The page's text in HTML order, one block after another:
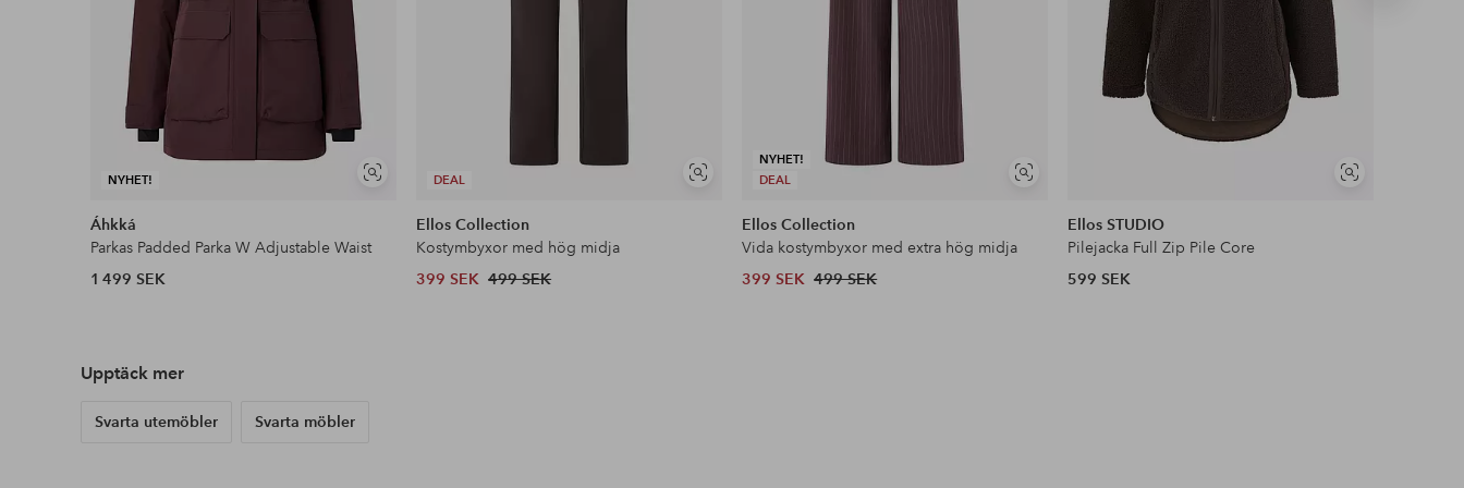
NYHET!
Visa
Áhkká
Parkas Padded Parka W Adjustable Waist
1 499 SEK
DEAL
Visa
Ellos Collection
Kostymbyxor med hög midja
399 SEK 499 SEK
NYHET!
DEAL
Visa
Ellos Collection
Vida kostymbyxor med extra hög midja
399 SEK 499 SEK
Visa
Ellos STUDIO
Pilejacka Full Zip Pile Core
599 SEK
Upptäck mer
Svarta utemöbler Svarta möbler